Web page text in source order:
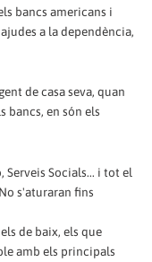
bancs americans i
a la dependència,
de casa seva, quan
bancs, en són els
Serveis Socials... i tot el
s'aturaran fins
de baix, els que
amb els principals